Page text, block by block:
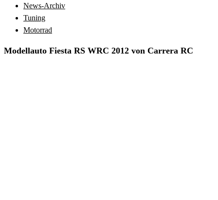
News-Archiv
Tuning
Motorrad
Modellauto Fiesta RS WRC 2012 von Carrera RC